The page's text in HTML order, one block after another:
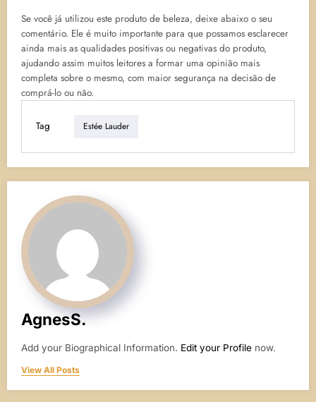
Se você já utilizou este produto de beleza, deixe abaixo o seu
comentário. Ele é muito importante para que possamos esclarecer
ainda mais as qualidades positivas ou negativas do produto,
ajudando assim muitos leitores a formar uma opinião mais
completa sobre o mesmo, com maior segurança na decisão de
comprá-lo ou não.
Tag Estée Lauder
AgnesS.
Add your Biographical Information. Edit your Profile now.
View All Posts